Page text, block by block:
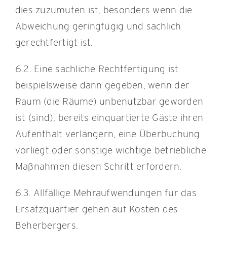
dies zuzumuten ist, besonders wenn die
Abweichung geringfügig und sachlich
gerechtfertigt ist.
6.2. Eine sachliche Rechtfertigung ist
beispielsweise dann gegeben, wenn der
Raum (die Räume) unbenutzbar geworden
ist (sind), bereits einquartierte Gäste ihren
Aufenthalt verlängern, eine Überbuchung
vorliegt oder sonstige wichtige betriebliche
Maßnahmen diesen Schritt erfordern.
6.3. Allfällige Mehraufwendungen für das
Ersatzquartier gehen auf Kosten des
Beherbergers.